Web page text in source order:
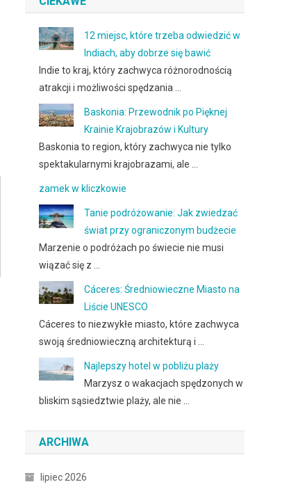
12 miejsc, które trzeba odwiedzić w
Indiach, aby dobrze się bawić
Indie to kraj, który zachwyca różnorodnością
atrakcji i możliwości spędzania …
Baskonia: Przewodnik po Pięknej
Krainie Krajobrazów i Kultury
Baskonia to region, który zachwyca nie tylko
spektakularnymi krajobrazami, ale …
zamek w kliczkowie
Tanie podróżowanie: Jak zwiedzać
świat przy ograniczonym budżecie
Marzenie o podróżach po świecie nie musi
wiązać się z …
Cáceres: Średniowieczne Miasto na
Liście UNESCO
Cáceres to niezwykłe miasto, które zachwyca
swoją średniowieczną architekturą i …
Najlepszy hotel w pobliżu plaży
Marzysz o wakacjach spędzonych w
bliskim sąsiedztwie plaży, ale nie …
ARCHIWA
lipiec 2026